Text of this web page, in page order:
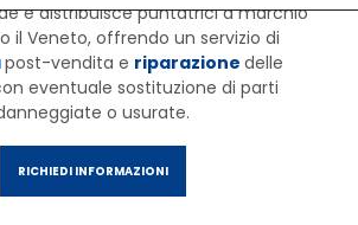
e distribuisce puntatrici a marchio
il Veneto, offrendo un servizio di
post-vendita e riparazione delle
eventuale sostituzione di parti
o usurate.
RICHIEDI INFORMAZIONI